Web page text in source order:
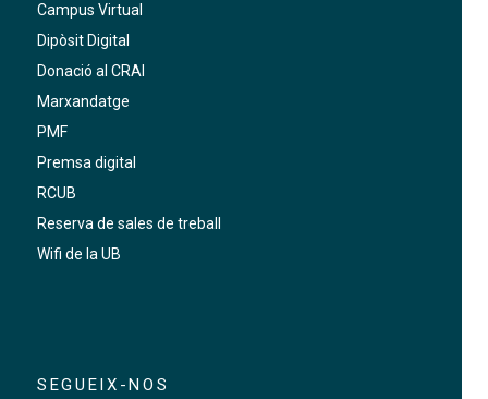
Campus Virtual
Dipòsit Digital
Donació al CRAI
Marxandatge
PMF
Premsa digital
RCUB
Reserva de sales de treball
Wifi de la UB
SEGUEIX-NOS